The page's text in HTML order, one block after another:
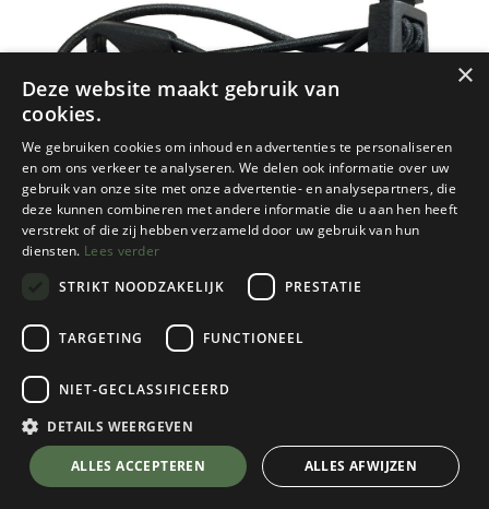
Ortlieb
Clip fixing (4 pieces) Safe-it Ultimate
Black
€10,95
💬 Stel je vraag over dit product via WhatsApp
×
Deze website maakt gebruik van
cookies.
We gebruiken cookies om inhoud en advertenties te personaliseren
en om ons verkeer te analyseren. We delen ook informatie over uw
gebruik van onze site met onze advertentie- en analysepartners, die
deze kunnen combineren met andere informatie die u aan hen heeft
verstrekt of die zij hebben verzameld door uw gebruik van hun
diensten. Lees verder
STRIKT NOODZAKELIJK
PRESTATIE
TARGETING FUNCTIONEEL
NIET-GECLASSIFICEERD
DETAILS WEERGEVEN
ALLES ACCEPTEREN ALLES AFWIJZEN